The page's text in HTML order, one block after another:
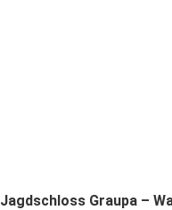
Jagdschloss Graupa –